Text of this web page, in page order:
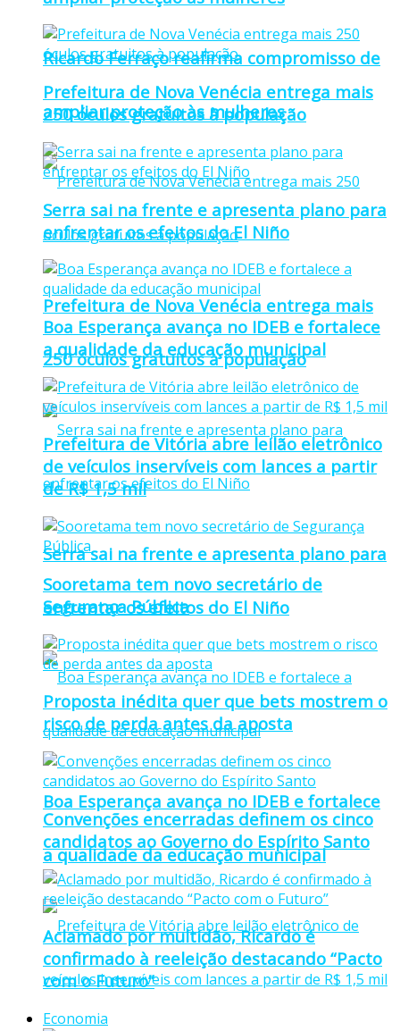
Ricardo Ferraço reafirma compromisso de
ampliar proteção às mulheres
Prefeitura de Nova Venécia entrega mais
250 óculos gratuitos à população
Serra sai na frente e apresenta plano para
enfrentar os efeitos do El Niño
Boa Esperança avança no IDEB e fortalece
a qualidade da educação municipal
Prefeitura de Nova Venécia entrega mais
250 óculos gratuitos à população
Serra sai na frente e apresenta plano para
enfrentar os efeitos do El Niño
Boa Esperança avança no IDEB e fortalece
a qualidade da educação municipal
Prefeitura de Vitória abre leilão eletrônico
de veículos inservíveis com lances a partir
de R$ 1,5 mil
Sooretama tem novo secretário de
Segurança Pública
Proposta inédita quer que bets mostrem o
risco de perda antes da aposta
Convenções encerradas definem os cinco
candidatos ao Governo do Espírito Santo
Aclamado por multidão, Ricardo é
confirmado à reeleição destacando “Pacto
com o Futuro”
Economia